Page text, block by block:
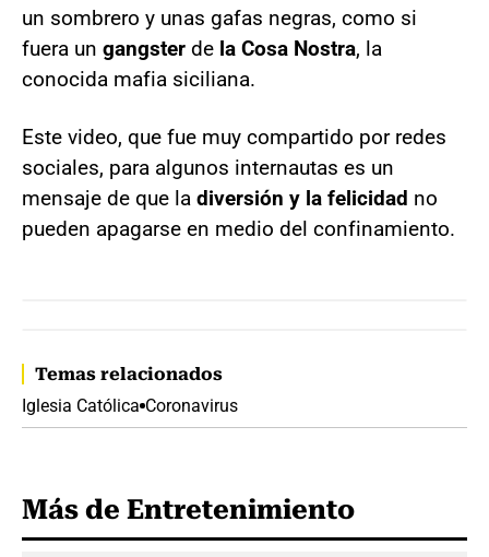
un sombrero y unas gafas negras, como si
fuera un gangster de la Cosa Nostra, la
conocida mafia siciliana.
Este video, que fue muy compartido por redes
sociales, para algunos internautas es un
mensaje de que la diversión y la felicidad no
pueden apagarse en medio del confinamiento.
Temas relacionados
Iglesia Católica Coronavirus
Más de Entretenimiento